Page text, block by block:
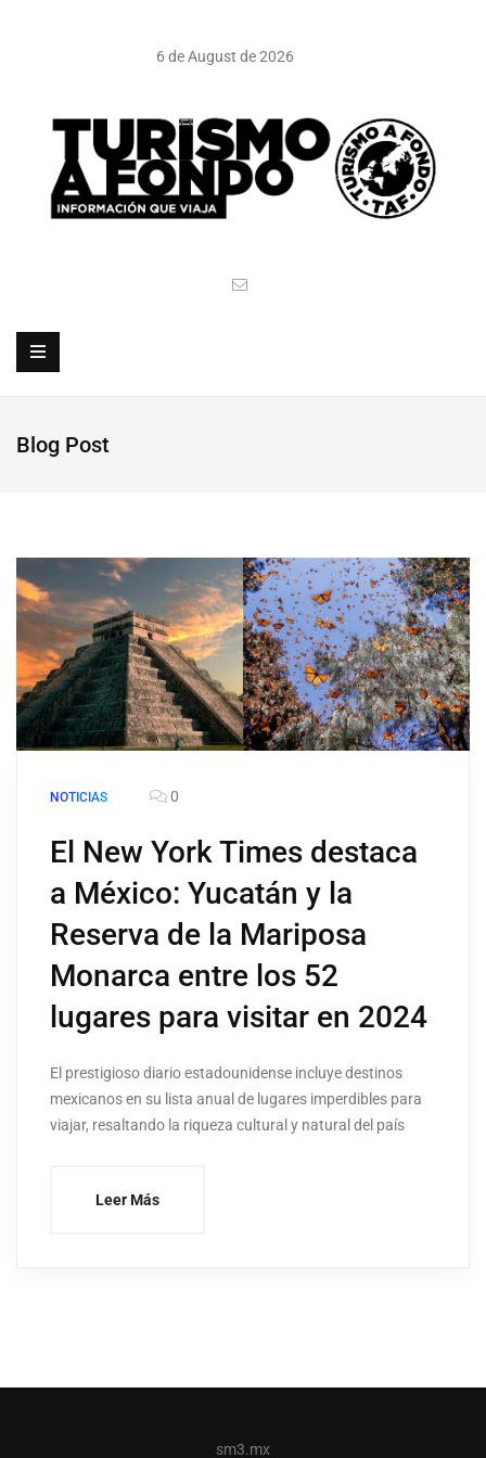
6 de August de 2026
Blog Post
NOTICIAS 0
El New York Times destaca
a México: Yucatán y la
Reserva de la Mariposa
Monarca entre los 52
lugares para visitar en 2024
El prestigioso diario estadounidense incluye destinos
mexicanos en su lista anual de lugares imperdibles para
viajar, resaltando la riqueza cultural y natural del país
Leer Más
sm3.mx